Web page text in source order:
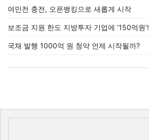
여민전 충전, 오픈뱅킹으로 새롭게 시작
보조금 지원 한도 지방투자 기업에 ‘150억원’!
국채 발행 1000억 원 청약 언제 시작될까?